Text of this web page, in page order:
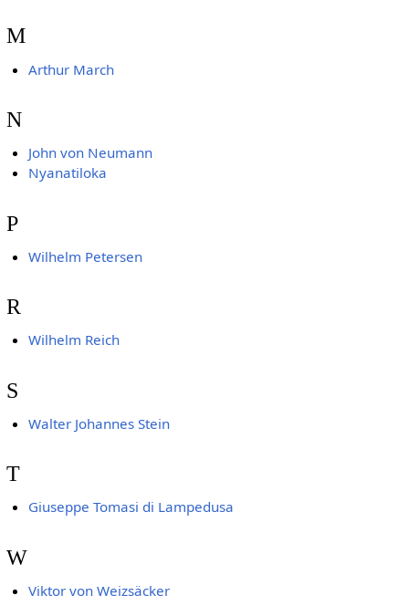
M
Arthur March
N
John von Neumann
Nyanatiloka
P
Wilhelm Petersen
R
Wilhelm Reich
S
Walter Johannes Stein
T
Giuseppe Tomasi di Lampedusa
W
Viktor von Weizsäcker